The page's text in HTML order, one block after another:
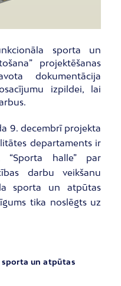
sporta un
projektēšanas
dokumentācija
izpildei, lai
9. decembrī projekta
departaments ir
“Sporta halle” par
darbu veikšanu
sporta un atpūtas
tika noslēgts uz
un atpūtas